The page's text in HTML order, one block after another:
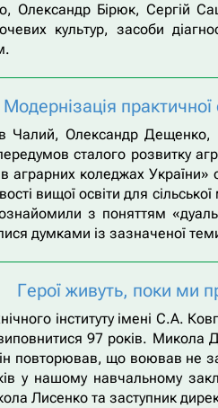
Олександр Бірюк, Сергій
культур, засоби
Модернізація
Чалий, Олександр
сталого розвитку
аграрних коледжах
вищої освіти для
ознайомили з поняттям
думками із зазначеної
Герої живуть, поки ми
інституту імені
97 років. Микола
що воював не за
у нашому навчальному
Лисенко та заступник